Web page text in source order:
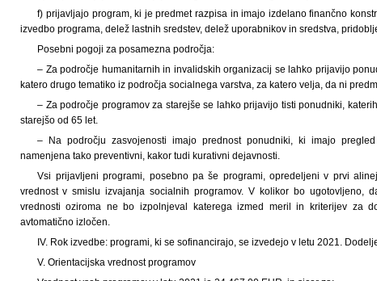
f) prijavljajo program, ki je predmet razpisa in imajo izdelano finančno
izvedbo programa, delež lastnih sredstev, delež uporabnikov in sredstva,
Posebni pogoji za posamezna področja:
– Za področje humanitarnih in invalidskih organizacij se lahko prijavijo
katero drugo tematiko iz področja socialnega varstva, za katero velja, da ni
– Za področje programov za starejše se lahko prijavijo tisti ponudniki,
starejšo od 65 let.
– Na področju zasvojenosti imajo prednost ponudniki, ki imajo
namenjena tako preventivni, kakor tudi kurativni dejavnosti.
Vsi prijavljeni programi, posebno pa še programi, opredeljeni v prvi
vrednost v smislu izvajanja socialnih programov. V kolikor bo ugotovljeno,
vrednosti oziroma ne bo izpolnjeval katerega izmed meril in kriterijev za
avtomatično izločen.
IV. Rok izvedbe: programi, ki se sofinancirajo, se izvedejo v letu 2021.
V. Orientacijska vrednost programov